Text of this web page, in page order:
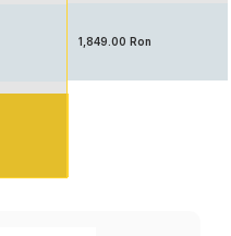
1,849.00 Ron